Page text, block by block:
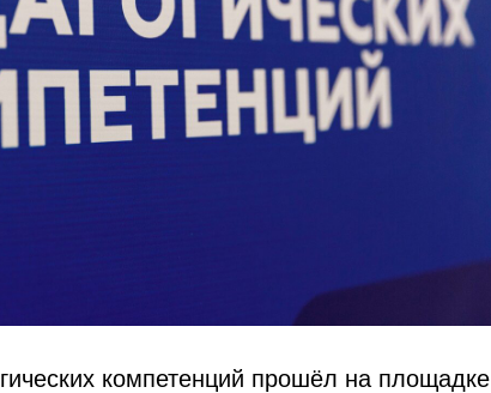
компетенций прошёл на площадке